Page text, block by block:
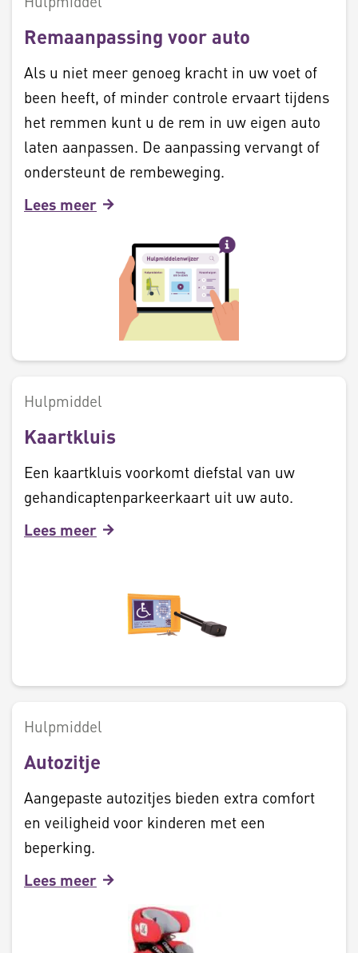
Remaanpassing voor auto
Als u niet meer genoeg kracht in uw voet of
been heeft, of minder controle ervaart tijdens
het remmen kunt u de rem in uw eigen auto
laten aanpassen. De aanpassing vervangt of
ondersteunt de rembeweging.
Lees meer
Hulpmiddel
Kaartkluis
Een kaartkluis voorkomt diefstal van uw
gehandicaptenparkeerkaart uit uw auto.
Lees meer
Hulpmiddel
Autozitje
Aangepaste autozitjes bieden extra comfort
en veiligheid voor kinderen met een
beperking.
Lees meer